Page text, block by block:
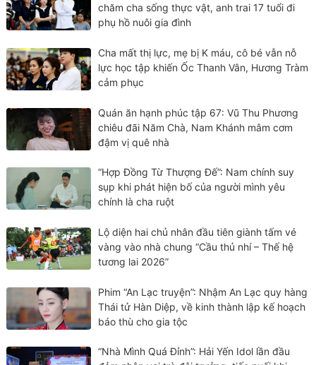
chăm cha sống thực vật, anh trai 17 tuổi đi
phụ hồ nuôi gia đình
Cha mất thị lực, mẹ bị K máu, cô bé vẫn nỗ
lực học tập khiến Ốc Thanh Vân, Hương Tràm
cảm phục
Quán ăn hạnh phúc tập 67: Vũ Thu Phương
chiêu đãi Năm Chà, Nam Khánh mâm cơm
đậm vị quê nhà
“Hợp Đồng Từ Thượng Đế”: Nam chính suy
sụp khi phát hiện bố của người mình yêu
chính là cha ruột
Lộ diện hai chủ nhân đầu tiên giành tấm vé
vàng vào nhà chung “Cầu thủ nhí – Thế hệ
tương lai 2026”
Phim “An Lạc truyện”: Nhậm An Lạc quy hàng
Thái tử Hàn Diệp, về kinh thành lập kế hoạch
báo thù cho gia tộc
“Nhà Mình Quá Đỉnh”: Hải Yến Idol lần đầu